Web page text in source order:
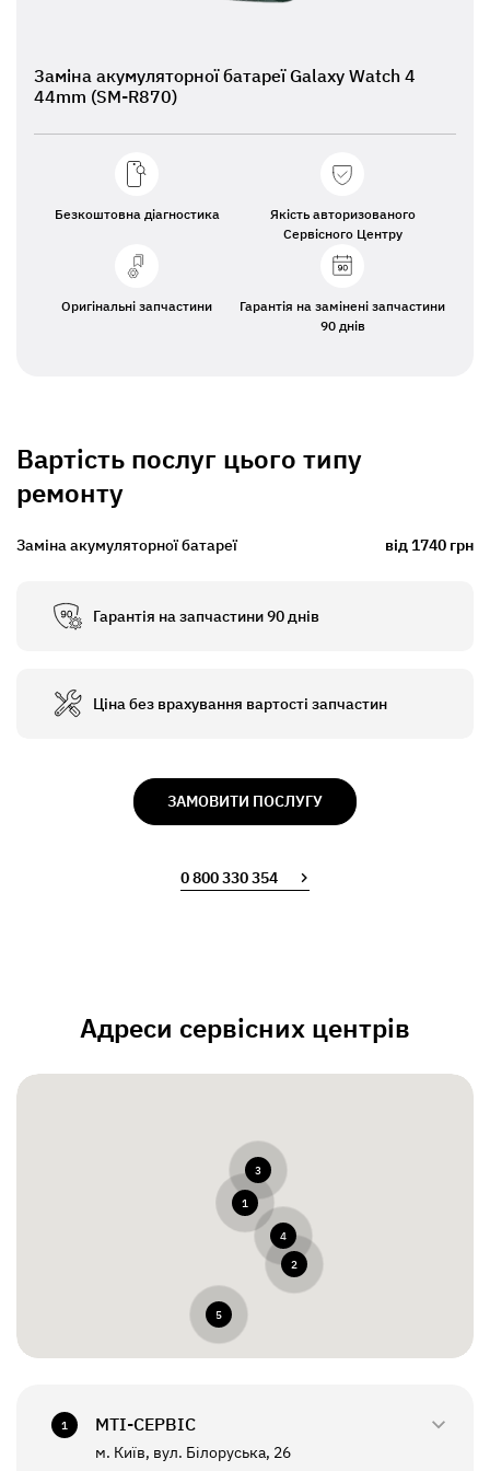
Заміна акумуляторної батареї Galaxy Watch 4
44mm (SM-R870)
Безкоштовна діагностика
Якість авторизованого
Сервісного Центру
Оригінальні запчастини
Гарантія на замінені запчастини
90 днів
Вартість послуг цього типу
ремонту
Заміна акумуляторної батареї від 1740 грн
Гарантія на запчастини 90 днів
Ціна без врахування вартості запчастин
ЗАМОВИТИ ПОСЛУГУ
0 800 330 354
Адреси сервісних центрів
1
2
3
4
5
1 МТI-СЕРВІС
м. Київ, вул. Білоруська, 26